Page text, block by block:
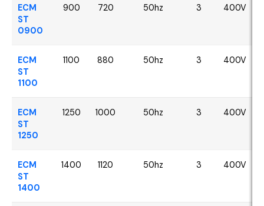
ECM
ST
0900
900 720 50hz 3 400V
ECM
ST
1100
1100 880 50hz 3 400V
ECM
ST
1250
1250 1000 50hz 3 400V
ECM
ST
1400
1400 1120 50hz 3 400V